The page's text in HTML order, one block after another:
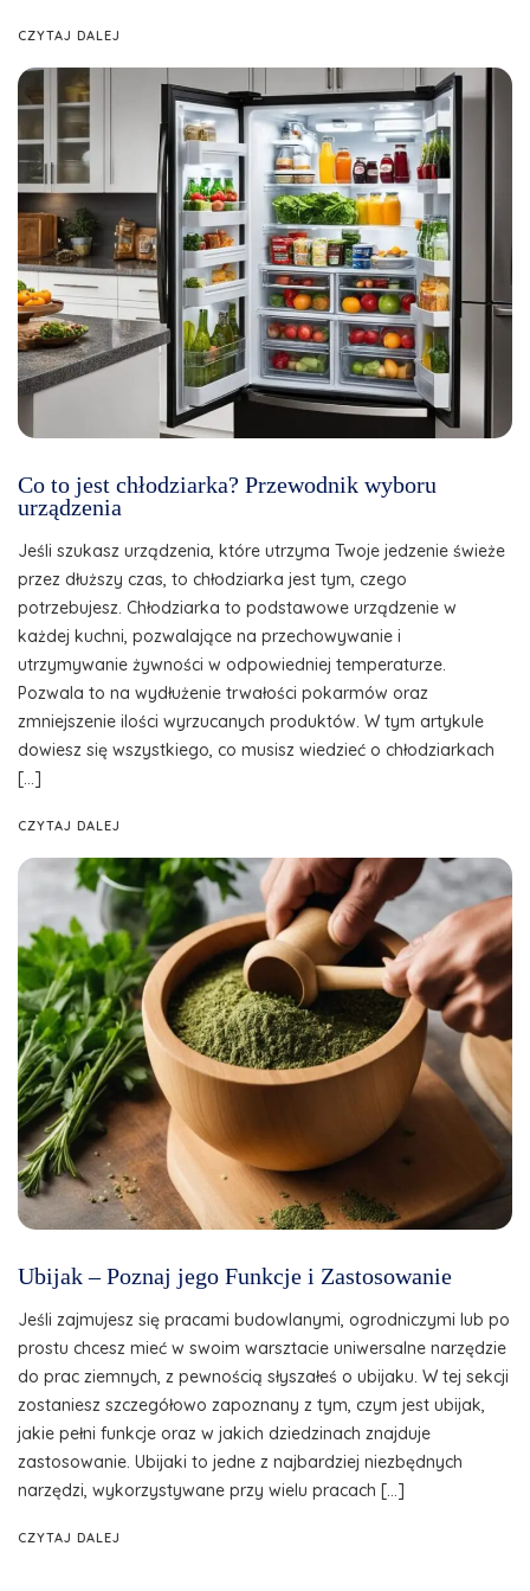
CZYTAJ DALEJ
Co to jest chłodziarka? Przewodnik wyboru
urządzenia
Jeśli szukasz urządzenia, które utrzyma Twoje jedzenie świeże
przez dłuższy czas, to chłodziarka jest tym, czego
potrzebujesz. Chłodziarka to podstawowe urządzenie w
każdej kuchni, pozwalające na przechowywanie i
utrzymywanie żywności w odpowiedniej temperaturze.
Pozwala to na wydłużenie trwałości pokarmów oraz
zmniejszenie ilości wyrzucanych produktów. W tym artykule
dowiesz się wszystkiego, co musisz wiedzieć o chłodziarkach
[…]
CZYTAJ DALEJ
Ubijak – Poznaj jego Funkcje i Zastosowanie
Jeśli zajmujesz się pracami budowlanymi, ogrodniczymi lub po
prostu chcesz mieć w swoim warsztacie uniwersalne narzędzie
do prac ziemnych, z pewnością słyszałeś o ubijaku. W tej sekcji
zostaniesz szczegółowo zapoznany z tym, czym jest ubijak,
jakie pełni funkcje oraz w jakich dziedzinach znajduje
zastosowanie. Ubijaki to jedne z najbardziej niezbędnych
narzędzi, wykorzystywane przy wielu pracach […]
CZYTAJ DALEJ